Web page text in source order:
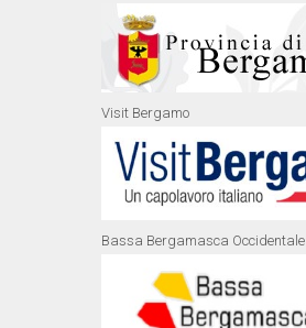
Visit Bergamo
Bassa Bergamasca Occidentale